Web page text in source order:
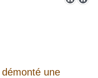
une